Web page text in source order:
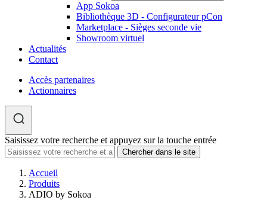
App Sokoa
Bibliothèque 3D - Configurateur pCon
Marketplace - Sièges seconde vie
Showroom virtuel
Actualités
Contact
Accès partenaires
Actionnaires
Saisissez votre recherche et appuyez sur la touche entrée
Accueil
Produits
ADIO by Sokoa